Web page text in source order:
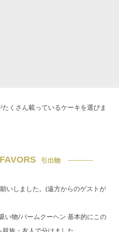
くさん載っているケーキを選びま
引出物
いしました。(遠方からのゲストが
い物/バームクーヘン 基本的にこの